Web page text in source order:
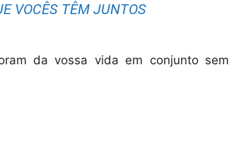
VOCÊS TÊM JUNTOS
da vossa vida em conjunto sem